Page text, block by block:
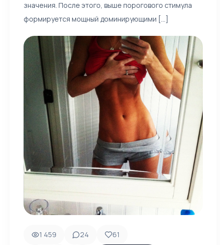
значения. После этого, выше порогового стимула
формируется мощный доминирующими [...]
1 459 24 61